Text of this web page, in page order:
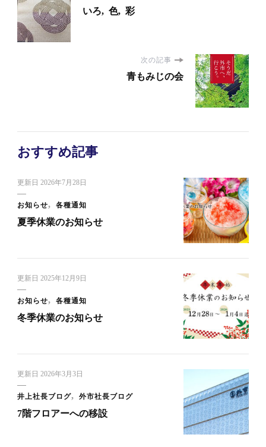
いろ, 色, 彩
次の記事
青もみじの会
おすすめ記事
更新日 2026年7月28日
お知らせ 各種通知
夏季休業のお知らせ
更新日 2025年12月9日
お知らせ 各種通知
冬季休業のお知らせ
更新日 2026年3月3日
井上社長ブログ 外市社長ブログ
7階フロアーへの移設